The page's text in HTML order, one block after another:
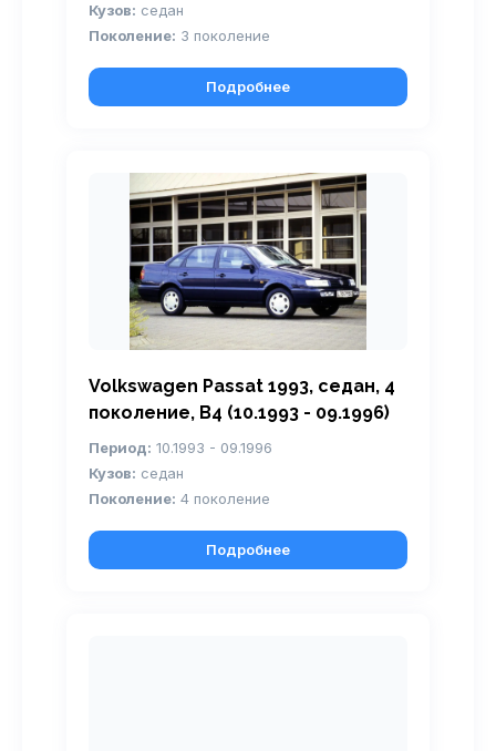
Кузов: седан
Поколение: 3 поколение
Подробнее
Volkswagen Passat 1993, седан, 4
поколение, B4 (10.1993 - 09.1996)
Период: 10.1993 - 09.1996
Кузов: седан
Поколение: 4 поколение
Подробнее